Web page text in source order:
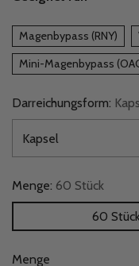
Magenbypass (RNY)
Mini-Magenbypass
Darreichungsform:
Menge: 60 Stück
60
Menge